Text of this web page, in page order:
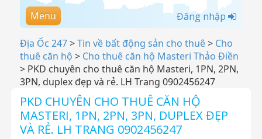
Menu Đăng nhập
Địa Ốc 247>Tin về bất động sản cho thuê> Cho
thuê căn hộ > Cho thuê căn hộ Masteri Thảo Điền
> PKD chuyên cho thuê căn hộ Masteri, 1PN, 2PN,
3PN, duplex đẹp và rẻ. LH Trang 0902456247
PKD CHUYÊN CHO THUÊ CĂN HỘ
MASTERI, 1PN, 2PN, 3PN, DUPLEX ĐẸP
VÀ RẺ. LH TRANG 0902456247